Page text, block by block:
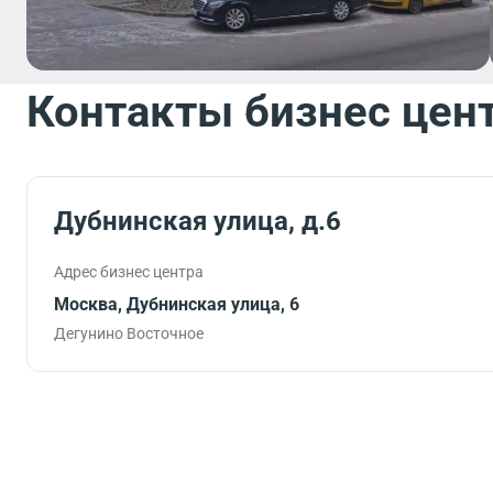
Контакты бизнес
Дубнинская улица, д.6
Адрес бизнес центра
Москва, Дубнинская улица, 6
Дегунино Восточное